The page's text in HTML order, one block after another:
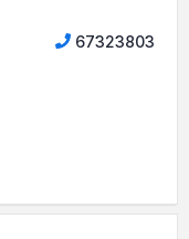
67323803